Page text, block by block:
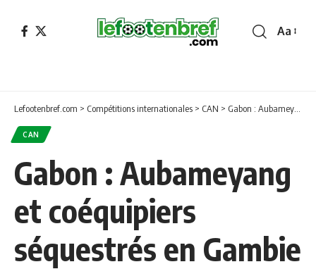
Font
Aa
Lefootenbref.com > Compétitions internationales > CAN > Gabon : Aubameyang et coéquipiers séquestrés en Gambie
CAN
Gabon : Aubameyang
et coéquipiers
séquestrés en Gambie